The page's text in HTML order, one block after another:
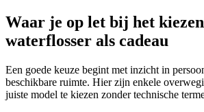
Waar je op let bij het
waterflosser als cadeau
Een goede keuze begint met inzicht in
beschikbare ruimte. Hier zijn enkele
juiste model te kiezen zonder technische